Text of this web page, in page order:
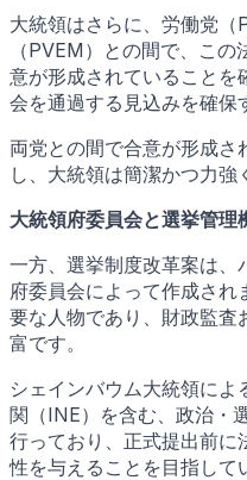
大統領はさらに、労働党
（PVEM）との間で、こ
意が形成されていることを
会を通過する見込みを確保
両党との間で合意が形成
し、大統領は簡潔かつ力強
大統領府委員会と選挙管理
一方、選挙制度改革案は、
府委員会によって作成さ
要な人物であり、財政監査
富です。
シェインバウム大統領に
関（INE）を含む、政治・
行っており、正式提出前に
性を与えることを目指して